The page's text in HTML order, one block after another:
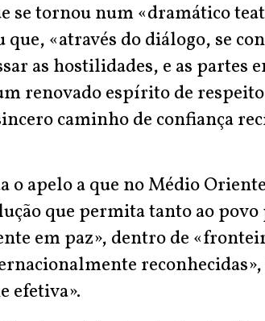
se tornou num «dramático
«através do diálogo, se
as hostilidades, e as partes
renovado espírito de
caminho de confiança
apelo a que no Médio
que permita tanto ao
em paz», dentro de
reconhecidas»,
efetiva».